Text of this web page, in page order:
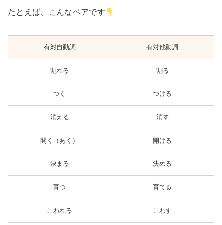
たとえば、こんなペアです
有対自動詞 有対他動詞
割れる 割る
つく つける
消える 消す
開く（あく） 開ける
決まる 決める
育つ 育てる
こわれる こわす